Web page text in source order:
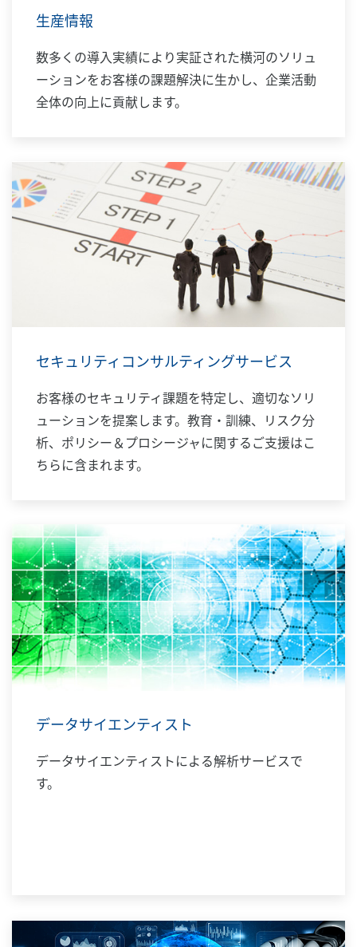
生産情報
数多くの導入実績により実証された横河のソリュ
ーションをお客様の課題解決に生かし、企業活動
全体の向上に貢献します。
セキュリティコンサルティングサービス
お客様のセキュリティ課題を特定し、適切なソリ
ューションを提案します。教育・訓練、リスク分
析、ポリシー＆プロシージャに関するご支援はこ
ちらに含まれます。
データサイエンティスト
データサイエンティストによる解析サービスで
す。